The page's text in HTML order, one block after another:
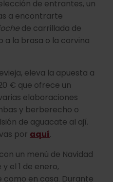
de entrantes, un
a encontrarte
de carrillada de
a la brasa o la corvina
eleva la apuesta a
€ que ofrece un
elaboraciones
y berberecho o
de aguacate al ají.
por aquí.
un menú de Navidad
el 1 de enero,
en casa. Durante